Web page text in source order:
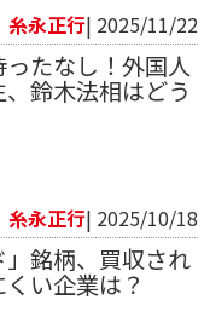
糸永正行| 2025/11/22
たなし！外国人
鈴木法相はどう
糸永正行| 2025/10/18
」銘柄、買収され
い企業は？